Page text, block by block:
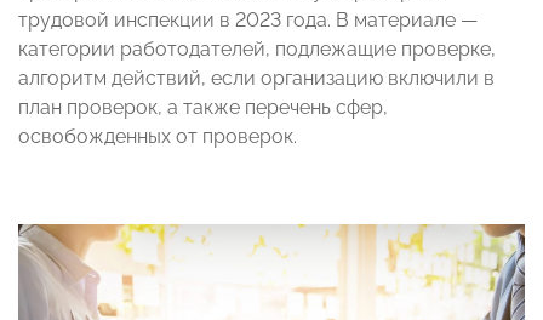
трудовой инспекции в 2023 года. В материале —
категории работодателей, подлежащие проверке,
алгоритм действий, если организацию включили в
план проверок, а также перечень сфер,
освобожденных от проверок.